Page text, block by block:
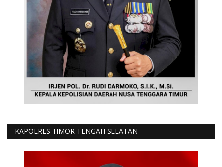
KAPOLRES TIMOR TENGAH SELATAN